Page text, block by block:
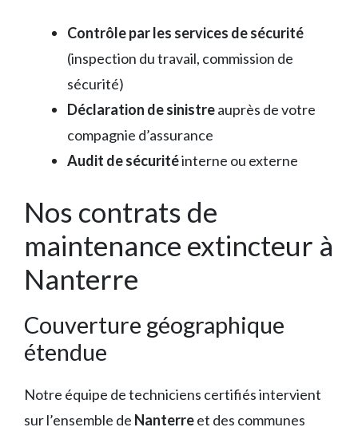
Contrôle par les services de sécurité
(inspection du travail, commission de
sécurité)
Déclaration de sinistreauprès de votre
compagnie d’assurance
Audit de sécuritéinterne ou externe
Nos contrats de
maintenance extincteur à
Nanterre
Couverture géographique
étendue
Notre équipe de techniciens certifiés intervient
sur l’ensemble de Nanterreet des communes